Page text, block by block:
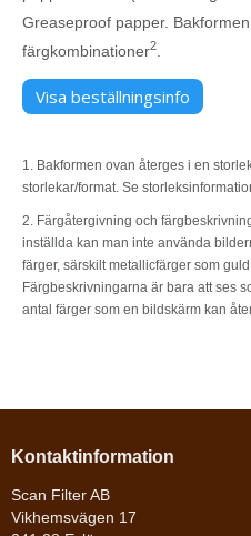
Greaseproof papper.
färgkombinationer2
Visa beställningsinfo
1. Bakformen ovan återges i en
storlekar/format. Se
2. Färgåtergivning och
inställda kan man inte använda
färger, särskilt metallicfärger som
Färgbeskrivningarna är bara att ses
antal färger som en bildskärm kan
Kontaktinformation
Scan Filter AB
Vikhemsvägen 17